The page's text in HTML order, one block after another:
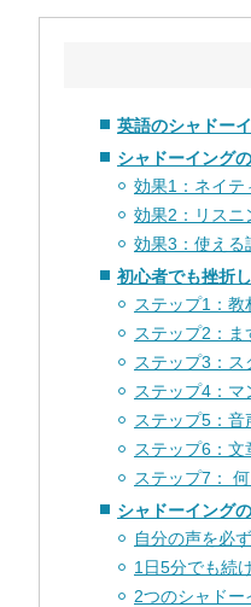
英語のシャドー
シャドーイング
効果1：ネイテ
効果2：リスニ
効果3：使える
初心者でも挫折
ステップ1：
ステップ2：
ステップ3：
ステップ4：
ステップ5：
ステップ6：
ステップ7：
シャドーイング
自分の声を必
1日5分でも続
2つのシャドー